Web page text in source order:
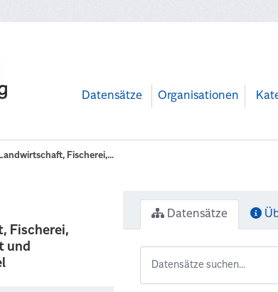
Datensätze Organisationen
Landwirtschaft, Fischerei,...
Fischerei,
und
Datensätze